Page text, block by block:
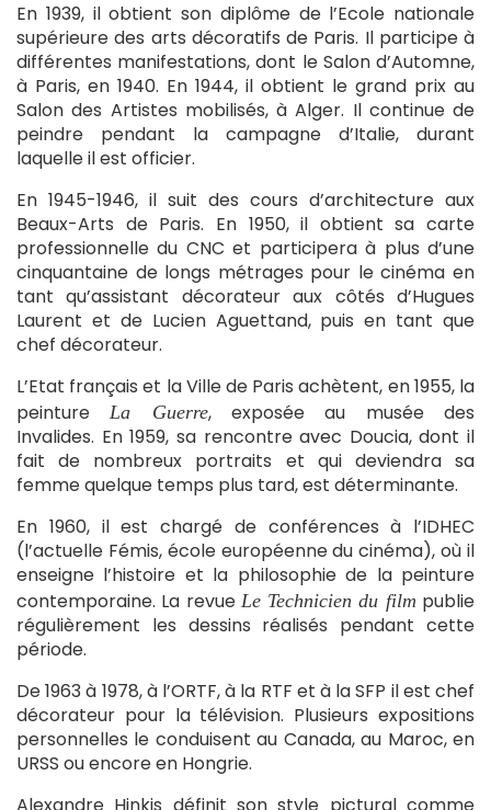
En 1939, il obtient son diplôme de l’Ecole nationale
supérieure des arts décoratifs de Paris. Il participe à
différentes manifestations, dont le Salon d’Automne,
à Paris, en 1940. En 1944, il obtient le grand prix au
Salon des Artistes mobilisés, à Alger. Il continue de
peindre pendant la campagne d’Italie, durant
laquelle il est officier.
En 1945-1946, il suit des cours d’architecture aux
Beaux-Arts de Paris. En 1950, il obtient sa carte
professionnelle du CNC et participera à plus d’une
cinquantaine de longs métrages pour le cinéma en
tant qu’assistant décorateur aux côtés d’Hugues
Laurent et de Lucien Aguettand, puis en tant que
chef décorateur.
L’Etat français et la Ville de Paris achètent, en 1955, la
peintureLa Guerre, exposée au musée des
Invalides. En 1959, sa rencontre avec Doucia, dont il
fait de nombreux portraits et qui deviendra sa
femme quelque temps plus tard, est déterminante.
En 1960, il est chargé de conférences à l’IDHEC
(l’actuelle Fémis, école européenne du cinéma), où il
enseigne l’histoire et la philosophie de la peinture
contemporaine. La revue Le Technicien du film publie
régulièrement les dessins réalisés pendant cette
période.
De 1963 à 1978, à l’ORTF, à la RTF et à la SFP il est chef
décorateur pour la télévision. Plusieurs expositions
personnelles le conduisent au Canada, au Maroc, en
URSS ou encore en Hongrie.